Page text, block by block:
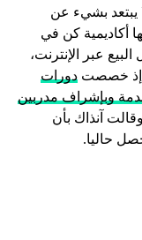
يبتعد بشيء عن
أكاديمية كن في
عبر الإنترنت،
إذ خصصت دورات
وبإشراف مدربين
آنذاك بأن
حاليا.